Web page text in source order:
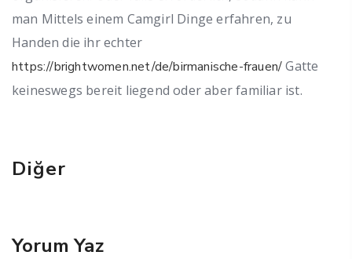
man Mittels einem Camgirl Dinge erfahren, zu
Handen die ihr echter
https://brightwomen.net/de/birmanische-frauen/Gatte
keineswegs bereit liegend oder aber familiar ist.
Diğer
Yorum Yaz